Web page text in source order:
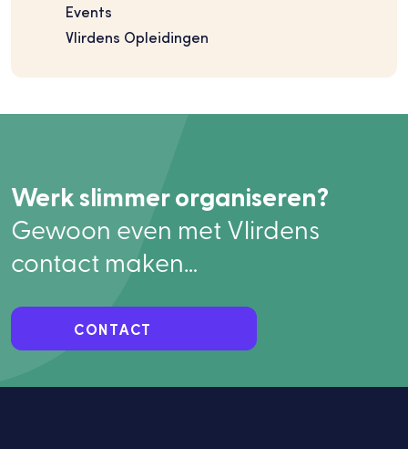
Events
Vlirdens Opleidingen
Werk slimmer organiseren?
Gewoon even met Vlirdens
contact maken…
CONTACT